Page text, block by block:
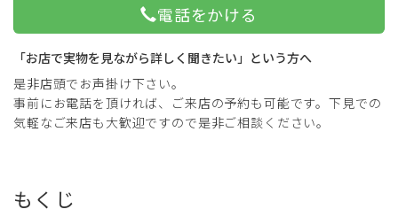
電話をかける
「お店で実物を見ながら詳しく聞きたい」という方へ
是非店頭でお声掛け下さい。
事前にお電話を頂ければ、ご来店の予約も可能です。下見での
気軽なご来店も大歓迎ですので是非ご相談ください。
もくじ